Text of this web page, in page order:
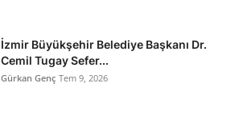
İzmir Büyükşehir Belediye Başkanı Dr.
Cemil Tugay Sefer...
Gürkan Genç Tem 9, 2026